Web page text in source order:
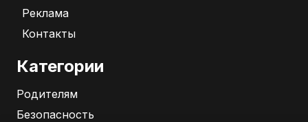
Реклама
Контакты
Категории
Родителям
Безопасность